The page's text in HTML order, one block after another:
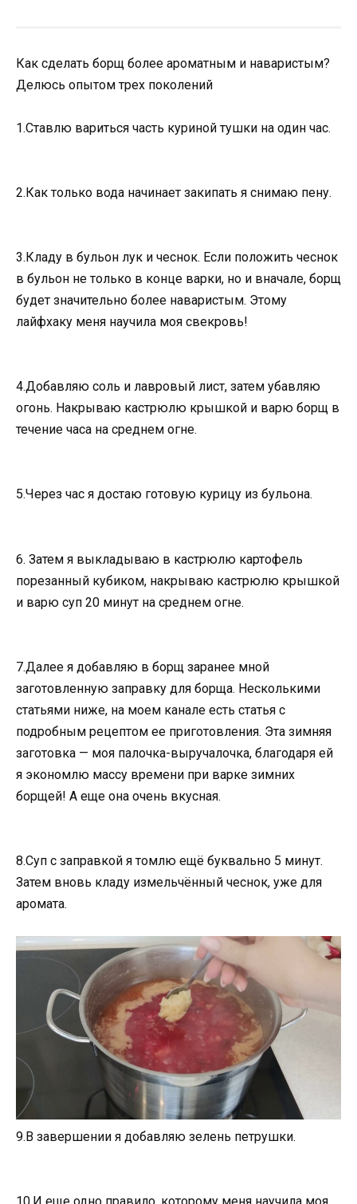
Как сделать борщ более ароматным и наваристым?
Делюсь опытом трех поколений
1.Ставлю вариться часть куриной тушки на один час.
2.Как только вода начинает закипать я снимаю пену.
3.Кладу в бульон лук и чеснок. Если положить чеснок
в бульон не только в конце варки, но и вначале, борщ
будет значительно более наваристым. Этому
лайфхаку меня научила моя свекровь!
4.Добавляю соль и лавровый лист, затем убавляю
огонь. Накрываю кастрюлю крышкой и варю борщ в
течение часа на среднем огне.
5.Через час я достаю готовую курицу из бульона.
6. Затем я выкладываю в кастрюлю картофель
порезанный кубиком, накрываю кастрюлю крышкой
и варю суп 20 минут на среднем огне.
7.Далее я добавляю в борщ заранее мной
заготовленную заправку для борща. Несколькими
статьями ниже, на моем канале есть статья с
подробным рецептом ее приготовления. Эта зимняя
заготовка — моя палочка-выручалочка, благодаря ей
я экономлю массу времени при варке зимних
борщей! А еще она очень вкусная.
8.Суп с заправкой я томлю ещё буквально 5 минут.
Затем вновь кладу измельчённый чеснок, уже для
аромата.
9.В завершении я добавляю зелень петрушки.